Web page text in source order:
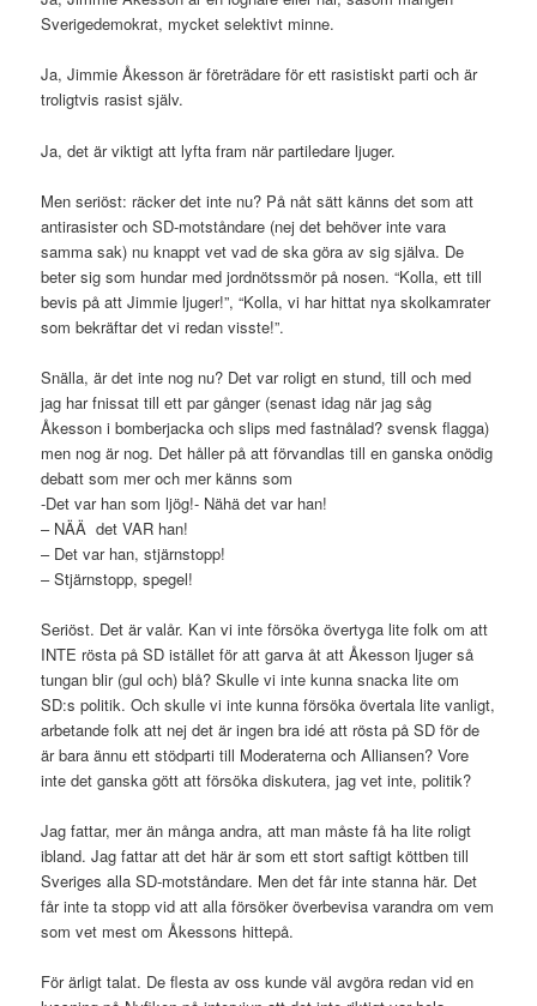
Sverigedemokrat, mycket selektivt minne.
Ja, Jimmie Åkesson är företrädare för ett rasistiskt parti och är
troligtvis rasist själv.
Ja, det är viktigt att lyfta fram när partiledare ljuger.
Men seriöst: räcker det inte nu? På nåt sätt känns det som att
antirasister och SD-motståndare (nej det behöver inte vara
samma sak) nu knappt vet vad de ska göra av sig själva. De
beter sig som hundar med jordnötssmör på nosen. “Kolla, ett till
bevis på att Jimmie ljuger!”, “Kolla, vi har hittat nya skolkamrater
som bekräftar det vi redan visste!”.
Snälla, är det inte nog nu? Det var roligt en stund, till och med
jag har fnissat till ett par gånger (senast idag när jag såg
Åkesson i bomberjacka och slips med fastnålad? svensk flagga)
men nog är nog. Det håller på att förvandlas till en ganska onödig
debatt som mer och mer känns som
-Det var han som ljög!- Nähä det var han!
– NÄÄ det VAR han!
– Det var han, stjärnstopp!
– Stjärnstopp, spegel!
Seriöst. Det är valår. Kan vi inte försöka övertyga lite folk om att
INTE rösta på SD istället för att garva åt att Åkesson ljuger så
tungan blir (gul och) blå? Skulle vi inte kunna snacka lite om
SD:s politik. Och skulle vi inte kunna försöka övertala lite vanligt,
arbetande folk att nej det är ingen bra idé att rösta på SD för de
är bara ännu ett stödparti till Moderaterna och Alliansen? Vore
inte det ganska gött att försöka diskutera, jag vet inte, politik?
Jag fattar, mer än många andra, att man måste få ha lite roligt
ibland. Jag fattar att det här är som ett stort saftigt köttben till
Sveriges alla SD-motståndare. Men det får inte stanna här. Det
får inte ta stopp vid att alla försöker överbevisa varandra om vem
som vet mest om Åkessons hittepå.
För ärligt talat. De flesta av oss kunde väl avgöra redan vid en